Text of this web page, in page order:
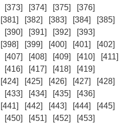
[373] [374] [375]
[376]
[381] [382] [383] [384]
[385]
[390] [391] [392]
[393]
[398] [399] [400] [401]
[402]
[407] [408] [409] [410]
[411]
[416] [417] [418]
[419]
[424] [425] [426] [427]
[428]
[433] [434] [435]
[436]
[441] [442] [443] [444]
[445]
[450] [451] [452]
[453]